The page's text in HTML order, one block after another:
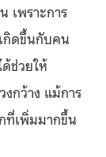
เพราะการ
กิดขึ้นกับคน
ช่วยให้
กว้าง แม้การ
ที่เพิ่มมากขึ้น